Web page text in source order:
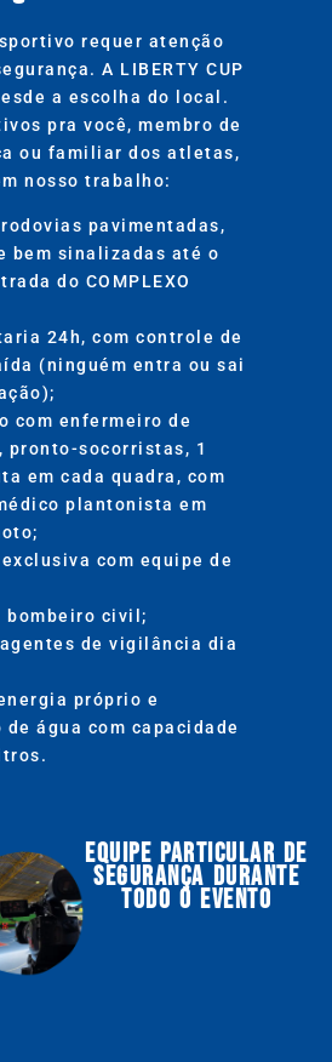
requer atenção
A LIBERTY CUP
a escolha do local.
pra você, membro de
ou familiar dos atletas,
nosso trabalho:
pavimentadas,
bem sinalizadas até o
do COMPLEXO
24h, com controle de
(ninguém entra ou sai
com enfermeiro de
pronto-socorristas, 1
em cada quadra, com
plantonista em
com equipe de
bombeiro civil;
de vigilância dia
próprio e
água com capacidade
EQUIPE PARTICULAR DE
SEGURANÇA DURANTE
TODO O EVENTO